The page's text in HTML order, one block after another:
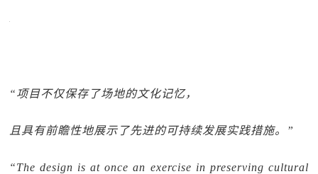
“项目不仅保存了场地的文化记忆，
且具有前瞻性地展示了先进的可持续发展实践措施。”
“The design is at once an exercise in preserving cultural